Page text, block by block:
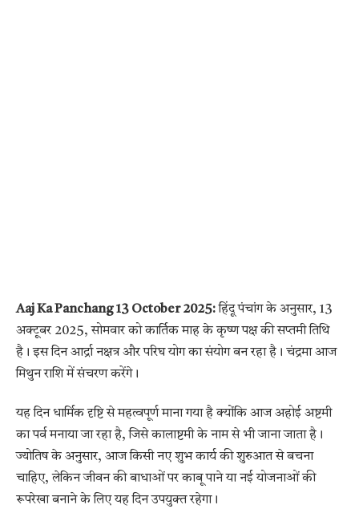
Aaj Ka Panchang 13 October 2025:हिंदू पंचांग के अनुसार, 13
अक्टूबर 2025, सोमवार को कार्तिक माह के कृष्ण पक्ष की सप्तमी तिथि
है। इस दिन आर्द्रा नक्षत्र और परिघ योग का संयोग बन रहा है। चंद्रमा आज
मिथुन राशि में संचरण करेंगे।
यह दिन धार्मिक दृष्टि से महत्वपूर्ण माना गया है क्योंकि आज अहोई अष्टमी
का पर्व मनाया जा रहा है, जिसे कालाष्टमी के नाम से भी जाना जाता है।
ज्योतिष के अनुसार, आज किसी नए शुभ कार्य की शुरुआत से बचना
चाहिए, लेकिन जीवन की बाधाओं पर काबू पाने या नई योजनाओं की
रूपरेखा बनाने के लिए यह दिन उपयुक्त रहेगा।